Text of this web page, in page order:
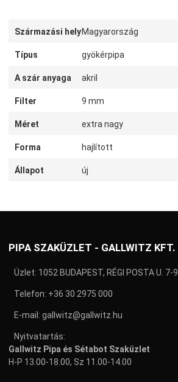
Származási helyMagyarország
Típus gyökérpipa
A szár anyaga akril
Filter 9 mm
Méret extra nagy
Forma hajlított
Állapot új
PIPA SZAKÜZLET - GALLWITZ KFT.
Üzlet: 1052 BUDAPEST, RÉGI POSTA U. 7-9.
Telefon: +36 30 2975 000
E-mail: gallwitz@gallwitz.hu
Nyitvatartás:
Gallwitz Pipa és Sétabot Szaküzlet
H-P 13.00-18.00, Sz 11.00-14.00